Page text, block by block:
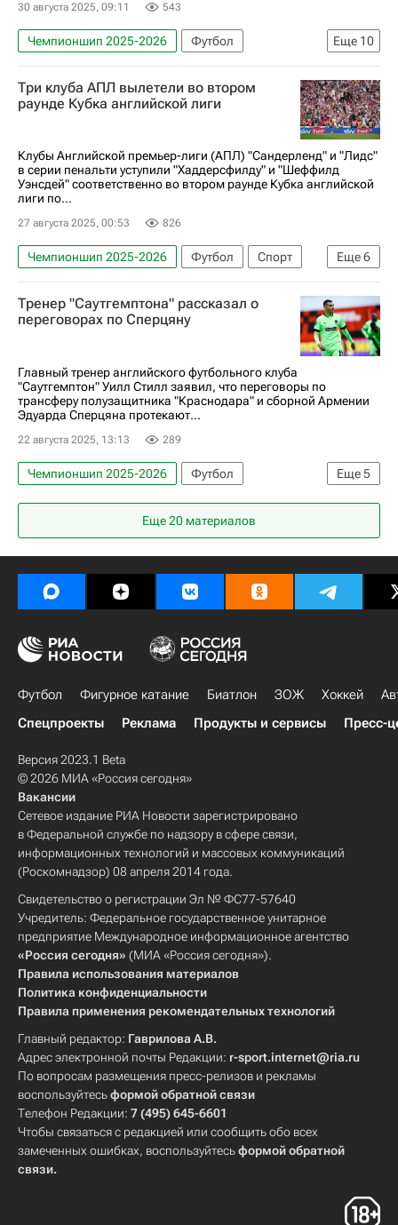
30 августа 2025, 09:11 543
Еще 10
Чемпионшип 2025-2026
Футбол
Даниэль Фарке
Армения
Спорт
Эдуард Сперцян
Краснодар
Саутгемптон
АПЛ 2026-2027 (Чемпионат Англии по футболу)
РПЛ 2026-2027 (Чемпионат России по футболу)
Трансферы
Трансферы в РПЛ
Три клуба АПЛ вылетели во втором
раунде Кубка английской лиги
Клубы Английской премьер-лиги (АПЛ) "Сандерленд" и "Лидс"
в серии пенальти уступили "Хаддерсфилду" и "Шеффилд
Уэнсдей" соответственно во втором раунде Кубка английской
лиги по...
27 августа 2025, 00:53 826
Еще6
Чемпионшип 2025-2026 Футбол
Спорт
Джейден Богл
Карл Дарлоу
Шеффилд Уэнсдей
Сандерленд
АПЛ 2026-2027 (Чемпионат Англии по футболу)
Чемпионат Франции по футболу (Лига 1)
Тренер "Саутгемптона" рассказал о
переговорах по Сперцяну
Главный тренер английского футбольного клуба
"Саутгемптон" Уилл Стилл заявил, что переговоры по
трансферу полузащитника "Краснодара" и сборной Армении
Эдуарда Сперцяна протекают...
22 августа 2025, 13:13 289
Еще5
Чемпионшип 2025-2026
Футбол
Краснодар
Саутгемптон
Эдуард Сперцян
Еще 20 материалов
Футбол Фигурное катание Биатлон ЗОЖ Хоккей
Спецпроекты
Реклама Продукты и сервисы Пресс-
Версия 2023.1 Beta
© 2026 МИА «Россия сегодня»
Вакансии
Сетевое издание РИА Новости зарегистрировано
в Федеральной службе по надзору в сфере связи,
информационных технологий и массовых коммуникаций
(Роскомнадзор) 08 апреля 2014 года.
Свидетельство о регистрации Эл № ФС77-57640
Учредитель: Федеральное государственное унитарное
предприятие Международное информационное агентство
«Россия сегодня» (МИА «Россия сегодня»).
Правила использования материалов
Политика конфиденциальности
Правила применения рекомендательных технологий
Главный редактор: Гаврилова А.В.
Адрес электронной почты Редакции: r-sport.internet@ria.ru
По вопросам размещения пресс-релизов и рекламы
воспользуйтесьформой обратной связи
Телефон Редакции: 7 (495) 645-6601
Чтобы связаться с редакцией или сообщить обо всех
замеченных ошибках, воспользуйтесьформой обратной
связи.